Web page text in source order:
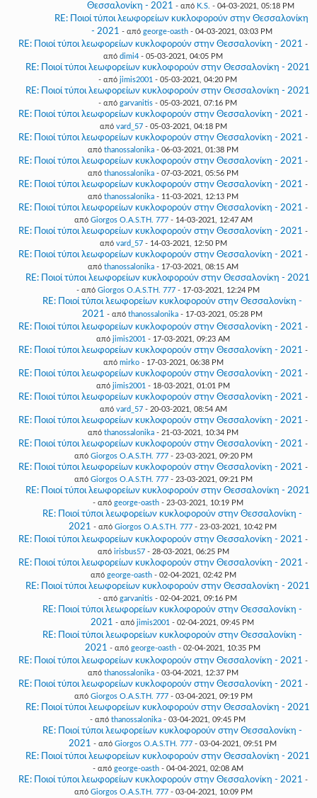
Θεσσαλονίκη - 2021 - από K.S. - 04-03-2021, 05:18 PM
RE: Ποιοί τύποι λεωφορείων κυκλοφορούν στην Θεσσαλονίκη
- 2021 - από george-oasth- 04-03-2021, 03:03 PM
RE: Ποιοί τύποι λεωφορείων κυκλοφορούν στην Θεσσαλονίκη - 2021 -
από dimi4 - 05-03-2021, 04:05 PM
RE: Ποιοί τύποι λεωφορείων κυκλοφορούν στην Θεσσαλονίκη - 2021
- από jimis2001 - 05-03-2021, 04:20 PM
RE: Ποιοί τύποι λεωφορείων κυκλοφορούν στην Θεσσαλονίκη - 2021
- από garvanitis - 05-03-2021, 07:16 PM
RE: Ποιοί τύποι λεωφορείων κυκλοφορούν στην Θεσσαλονίκη - 2021 -
από vard_57- 05-03-2021, 04:18 PM
RE: Ποιοί τύποι λεωφορείων κυκλοφορούν στην Θεσσαλονίκη - 2021 -
από thanossalonika - 06-03-2021, 01:38 PM
RE: Ποιοί τύποι λεωφορείων κυκλοφορούν στην Θεσσαλονίκη - 2021 -
από thanossalonika - 07-03-2021, 05:56 PM
RE: Ποιοί τύποι λεωφορείων κυκλοφορούν στην Θεσσαλονίκη - 2021 -
από thanossalonika - 11-03-2021, 12:13 PM
RE: Ποιοί τύποι λεωφορείων κυκλοφορούν στην Θεσσαλονίκη - 2021 -
από Giorgos O.A.S.TH. 777- 14-03-2021, 12:47 AM
RE: Ποιοί τύποι λεωφορείων κυκλοφορούν στην Θεσσαλονίκη - 2021 -
από vard_57- 14-03-2021, 12:50 PM
RE: Ποιοί τύποι λεωφορείων κυκλοφορούν στην Θεσσαλονίκη - 2021 -
από thanossalonika - 17-03-2021, 08:15 AM
RE: Ποιοί τύποι λεωφορείων κυκλοφορούν στην Θεσσαλονίκη - 2021
- από Giorgos O.A.S.TH. 777- 17-03-2021, 12:24 PM
RE: Ποιοί τύποι λεωφορείων κυκλοφορούν στην Θεσσαλονίκη -
2021 - από thanossalonika - 17-03-2021, 05:28 PM
RE: Ποιοί τύποι λεωφορείων κυκλοφορούν στην Θεσσαλονίκη - 2021 -
από jimis2001 - 17-03-2021, 09:23 AM
RE: Ποιοί τύποι λεωφορείων κυκλοφορούν στην Θεσσαλονίκη - 2021 -
από mirko- 17-03-2021, 06:38 PM
RE: Ποιοί τύποι λεωφορείων κυκλοφορούν στην Θεσσαλονίκη - 2021 -
από jimis2001 - 18-03-2021, 01:01 PM
RE: Ποιοί τύποι λεωφορείων κυκλοφορούν στην Θεσσαλονίκη - 2021 -
από vard_57- 20-03-2021, 08:54 AM
RE: Ποιοί τύποι λεωφορείων κυκλοφορούν στην Θεσσαλονίκη - 2021 -
από thanossalonika - 21-03-2021, 10:34 PM
RE: Ποιοί τύποι λεωφορείων κυκλοφορούν στην Θεσσαλονίκη - 2021 -
από Giorgos O.A.S.TH. 777- 23-03-2021, 09:20 PM
RE: Ποιοί τύποι λεωφορείων κυκλοφορούν στην Θεσσαλονίκη - 2021 -
από Giorgos O.A.S.TH. 777- 23-03-2021, 09:21 PM
RE: Ποιοί τύποι λεωφορείων κυκλοφορούν στην Θεσσαλονίκη - 2021
- από george-oasth- 23-03-2021, 10:19 PM
RE: Ποιοί τύποι λεωφορείων κυκλοφορούν στην Θεσσαλονίκη -
2021 - από Giorgos O.A.S.TH. 777- 23-03-2021, 10:42 PM
RE: Ποιοί τύποι λεωφορείων κυκλοφορούν στην Θεσσαλονίκη - 2021 -
από irisbus57- 28-03-2021, 06:25 PM
RE: Ποιοί τύποι λεωφορείων κυκλοφορούν στην Θεσσαλονίκη - 2021 -
από george-oasth- 02-04-2021, 02:42 PM
RE: Ποιοί τύποι λεωφορείων κυκλοφορούν στην Θεσσαλονίκη - 2021
- από garvanitis - 02-04-2021, 09:16 PM
RE: Ποιοί τύποι λεωφορείων κυκλοφορούν στην Θεσσαλονίκη -
2021 - από jimis2001 - 02-04-2021, 09:45 PM
RE: Ποιοί τύποι λεωφορείων κυκλοφορούν στην Θεσσαλονίκη -
2021 - από george-oasth- 02-04-2021, 10:35 PM
RE: Ποιοί τύποι λεωφορείων κυκλοφορούν στην Θεσσαλονίκη - 2021 -
από thanossalonika - 03-04-2021, 12:37 PM
RE: Ποιοί τύποι λεωφορείων κυκλοφορούν στην Θεσσαλονίκη - 2021 -
από Giorgos O.A.S.TH. 777- 03-04-2021, 09:19 PM
RE: Ποιοί τύποι λεωφορείων κυκλοφορούν στην Θεσσαλονίκη - 2021
- από thanossalonika - 03-04-2021, 09:45 PM
RE: Ποιοί τύποι λεωφορείων κυκλοφορούν στην Θεσσαλονίκη -
2021 - από Giorgos O.A.S.TH. 777- 03-04-2021, 09:51 PM
RE: Ποιοί τύποι λεωφορείων κυκλοφορούν στην Θεσσαλονίκη - 2021
- από george-oasth- 04-04-2021, 02:08 AM
RE: Ποιοί τύποι λεωφορείων κυκλοφορούν στην Θεσσαλονίκη - 2021 -
από Giorgos O.A.S.TH. 777- 03-04-2021, 10:09 PM